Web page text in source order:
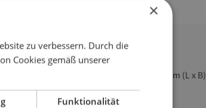
Details
1500 mm x 1800 mm (L x B)
Farbe
schwarz
×
zu verbessern. Durch die
Cookies gemäß unserer
Funktionalität